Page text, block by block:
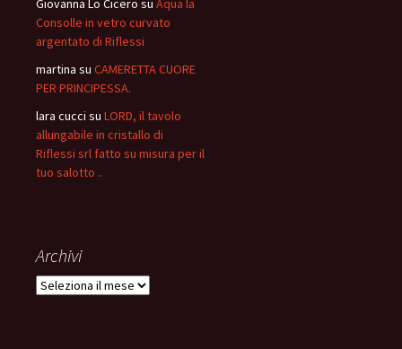
Giovanna Lo Cicero su Aqua la
Consolle in vetro curvato
argentato di Riflessi
martina su CAMERETTA CUORE
PER PRINCIPESSA.
lara cucci su LORD, il tavolo
allungabile in cristallo di
Riflessi srl fatto su misura per il
tuo salotto ..
Archivi
Archivi